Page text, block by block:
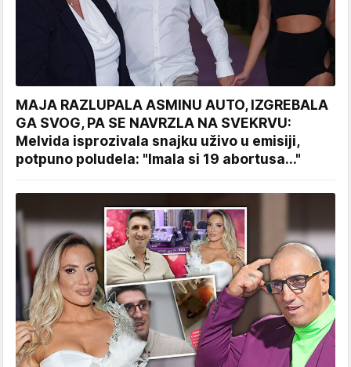
MAJA RAZLUPALA ASMINU AUTO, IZGREBALA
GA SVOG, PA SE NAVRZLA NA SVEKRVU:
Melvida isprozivala snajku uživo u emisiji,
potpuno poludela: "Imala si 19 abortusa..."